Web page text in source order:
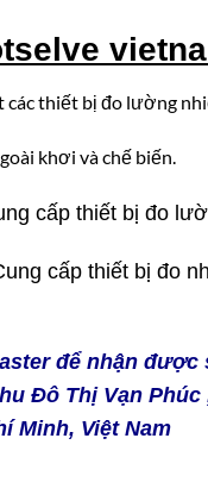
các thiết bị đo lường
khơi và chế biến.
cấp thiết bị đo
cấp thiết bị đo
để nhận được
Đô Thị Vạn
Minh, Việt Nam